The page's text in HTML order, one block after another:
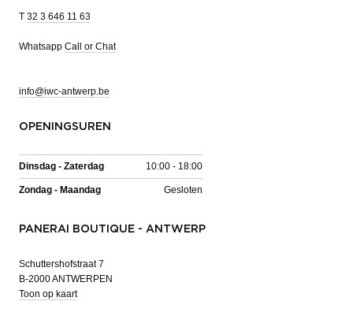
T 32 3 646 11 63
Whatsapp Call or Chat
info@iwc-antwerp.be
OPENINGSUREN
Dinsdag - Zaterdag 10:00 - 18:00
Zondag - Maandag Gesloten
PANERAI BOUTIQUE - ANTWERP
Schuttershofstraat 7
B-2000 ANTWERPEN
Toon op kaart